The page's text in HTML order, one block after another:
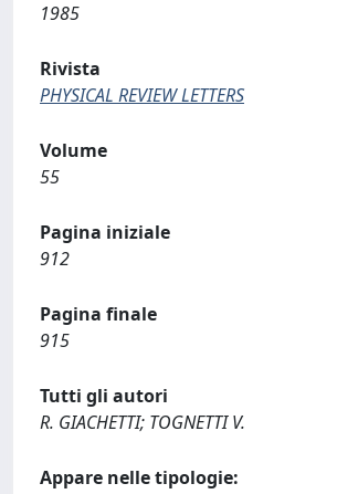
1985
Rivista
PHYSICAL REVIEW LETTERS
Volume
55
Pagina iniziale
912
Pagina finale
915
Tutti gli autori
R. GIACHETTI; TOGNETTI V.
Appare nelle tipologie: